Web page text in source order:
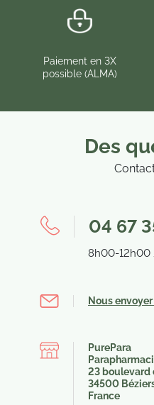
Paiement en 3X
possible (ALMA)
Des
04 67
8h00-12h00
Nous
PurePara
23 boulevard
34500
France